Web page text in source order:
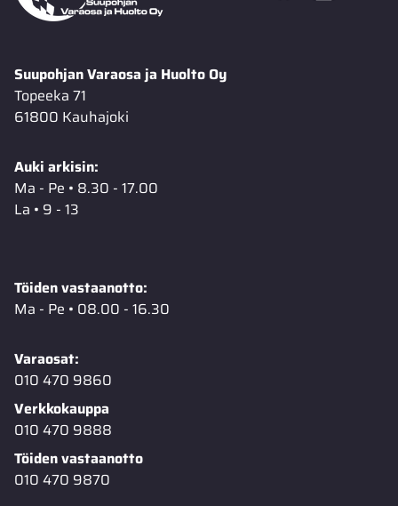
Suupohjan Varaosa ja Huolto Oy
Topeeka 71
61800 Kauhajoki
Auki arkisin:
Ma - Pe • 8.30 - 17.00
La • 9 - 13
Töiden vastaanotto:
Ma - Pe • 08.00 - 16.30
Varaosat:
010 470 9860
Verkkokauppa
010 470 9888
Töiden vastaanotto
010 470 9870